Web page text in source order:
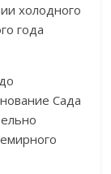
холодного
года
Сада